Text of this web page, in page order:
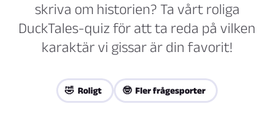
skriva om historien? Ta vårt roliga
DuckTales-quiz för att ta reda på vilken
karaktär vi gissar är din favorit!
🤣 Roligt 🤓 Fler frågesporter